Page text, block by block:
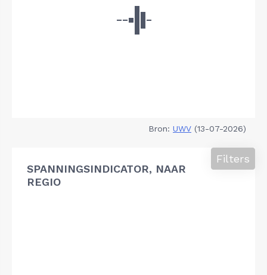
Bron: UWV (13-07-2026)
SPANNINGSINDICATOR, NAAR
REGIO
Filters